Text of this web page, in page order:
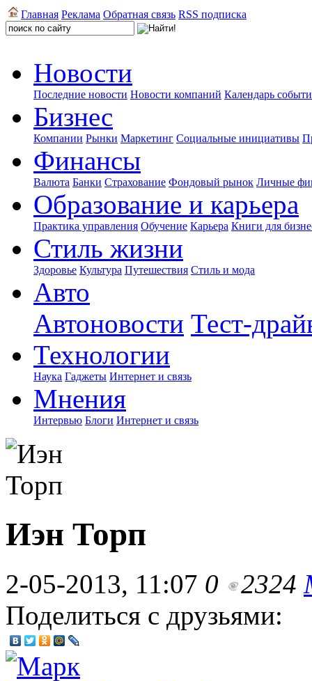
Главная Реклама Обратная связь RSS подписка
Новости
Последние новости Новости компаний Календарь
Бизнес
Компании Рынки Маркетинг Социальные инициативы
Финансы
Валюта Банки Страхование Фондовый рынок Личные
Образование и карьера
Практика управления Обучение Карьера Книги для
Стиль жизни
Здоровье Культура Путешествия Стиль и мода
Авто
Автоновости Тест-
Технологии
Наука Гаджеты Интернет и связь
Мнения
Интервью Блоги Интернет и связь
Иэн Торп
2-05-2013, 11:07 0 2324
Поделиться с друзьями: